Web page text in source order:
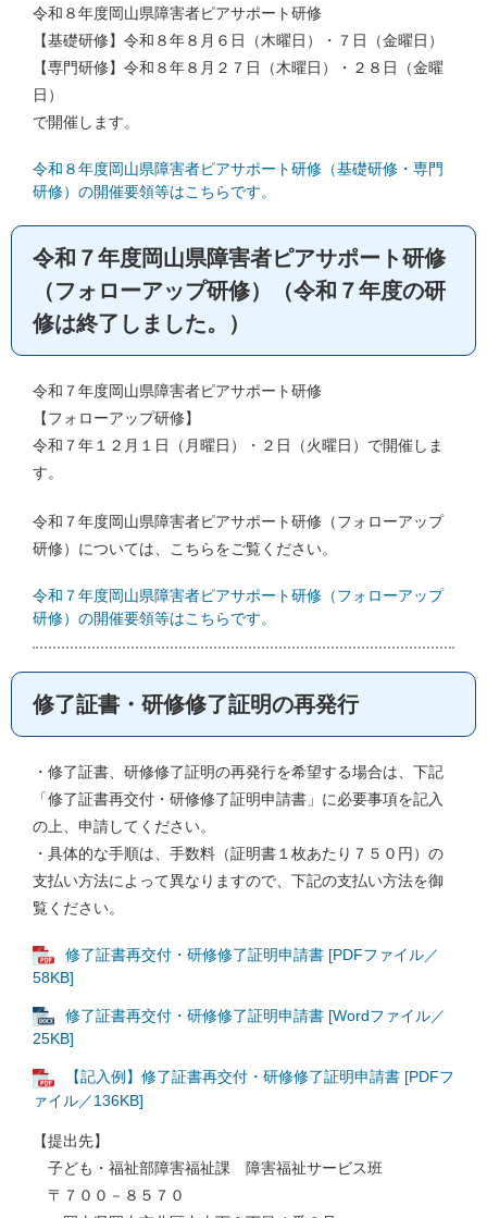
令和８年度岡山県障害者ピアサポート研修
【基礎研修】令和８年８月６日（木曜日）・７日（金曜日）
【専門研修】令和８年８月２７日（木曜日）・２８日（金曜
日）
で開催します。
令和８年度岡山県障害者ピアサポート研修（基礎研修・専門
研修）の開催要領等はこちらです。
令和７年度岡山県障害者ピアサポート研修
（フォローアップ研修）（令和７年度の研
修は終了しました。）
令和７年度岡山県障害者ピアサポート研修
【フォローアップ研修】
令和７年１２月１日（月曜日）・２日（火曜日）で開催しま
す。
令和７年度岡山県障害者ピアサポート研修（フォローアップ
研修）については、こちらをご覧ください。
令和７年度岡山県障害者ピアサポート研修（フォローアップ
研修）の開催要領等はこちらです。
修了証書・研修修了証明の再発行
・修了証書、研修修了証明の再発行を希望する場合は、下記
「修了証書再交付・研修修了証明申請書」に必要事項を記入
の上、申請してください。
・具体的な手順は、手数料（証明書１枚あたり７５０円）の
支払い方法によって異なりますので、下記の支払い方法を御
覧ください。
修了証書再交付・研修修了証明申請書 [PDFファイル／
58KB]
修了証書再交付・研修修了証明申請書 [Wordファイル／
25KB]
【記入例】修了証書再交付・研修修了証明申請書 [PDFフ
ァイル／136KB]
【提出先】
子ども・福祉部障害福祉課 障害福祉サービス班
〒７００－８５７０